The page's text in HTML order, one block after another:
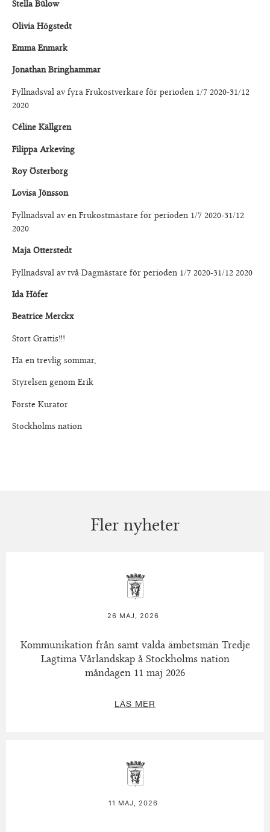
Stella Bülow
Olivia Högstedt
Emma Enmark
Jonathan Bringhammar
Fyllnadsval av fyra Frukostverkare för perioden 1/7 2020-31/12
2020
Céline Källgren
Filippa Arkeving
Roy Österborg
Lovisa Jönsson
Fyllnadsval av en Frukostmästare för perioden 1/7 2020-31/12
2020
Maja Otterstedt
Fyllnadsval av två Dagmästare för perioden 1/7 2020-31/12 2020
Ida Höfer
Beatrice Merckx
Stort Grattis!!!
Ha en trevlig sommar,
Styrelsen genom Erik
Förste Kurator
Stockholms nation
Fler nyheter
26 MAJ, 2026
Kommunikation från samt valda ämbetsmän Tredje
Lagtima Vårlandskap å Stockholms nation
måndagen 11 maj 2026
LÄS MER
11 MAJ, 2026